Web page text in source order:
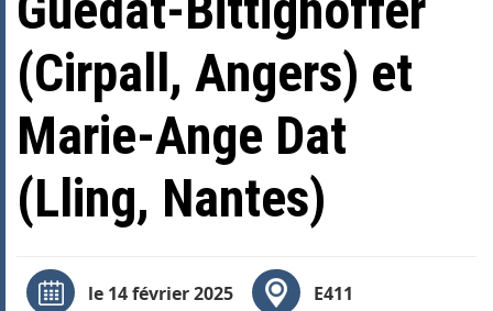
(Cirpall, Angers) et
Marie-Ange Dat
(Lling, Nantes)
le 14 février 2025 E411